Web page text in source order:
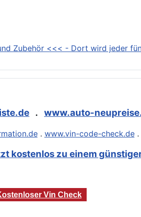
Zubehör <<< - Dort wird jeder
. www.auto-
. www.vin-code-check.de.
kostenlos zu einem
Vin Check